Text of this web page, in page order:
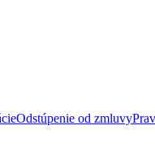
Odstúpenie od zmluvy